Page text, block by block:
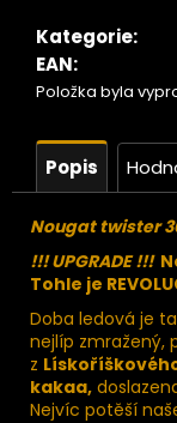
Kategorie:
EAN:
Položka byla
Popis
Nougat twister
!!! UPGRADE !!!
Tohle je
Doba ledová je
nejlíp zmražený,
z
kakaa,
Nejvíc potěší
RAW
Kč